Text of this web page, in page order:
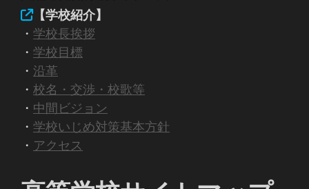
ー
シ
ョ
ン
【学校紹介】
・ 学校長挨拶
・ 学校目標
・ 沿革
・ 校名・交渉・校歌等
・ 中間ビジョン
・ 学校いじめ対策基本方針
・ アクセス